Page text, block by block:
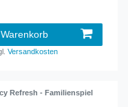
Versandkosten
Refresh - Familienspiel